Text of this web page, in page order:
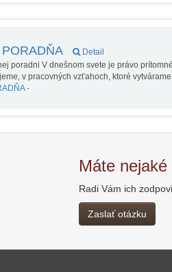
Detail
poradni V dnešnom svete je právo
v pracovných vzťahoch, ktoré
-
Máte
Radi Vám ich
Zaslať otázku